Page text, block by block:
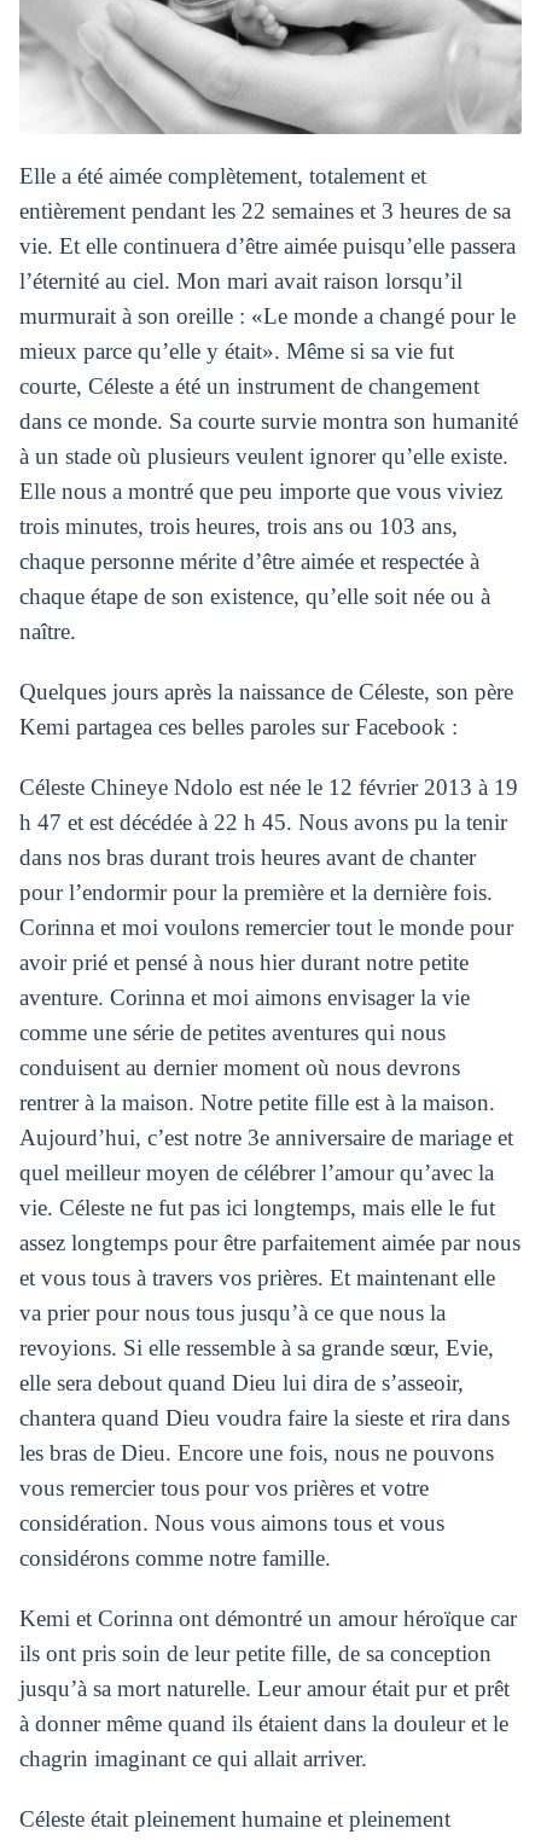
Elle a été aimée complètement, totalement et
entièrement pendant les 22 semaines et 3 heures de sa
vie. Et elle continuera d’être aimée puisqu’elle passera
l’éternité au ciel. Mon mari avait raison lorsqu’il
murmurait à son oreille : «Le monde a changé pour le
mieux parce qu’elle y était». Même si sa vie fut
courte, Céleste a été un instrument de changement
dans ce monde. Sa courte survie montra son humanité
à un stade où plusieurs veulent ignorer qu’elle existe.
Elle nous a montré que peu importe que vous viviez
trois minutes, trois heures, trois ans ou 103 ans,
chaque personne mérite d’être aimée et respectée à
chaque étape de son existence, qu’elle soit née ou à
naître.
Quelques jours après la naissance de Céleste, son père
Kemi partagea ces belles paroles sur Facebook :
Céleste Chineye Ndolo est née le 12 février 2013 à 19
h 47 et est décédée à 22 h 45. Nous avons pu la tenir
dans nos bras durant trois heures avant de chanter
pour l’endormir pour la première et la dernière fois.
Corinna et moi voulons remercier tout le monde pour
avoir prié et pensé à nous hier durant notre petite
aventure. Corinna et moi aimons envisager la vie
comme une série de petites aventures qui nous
conduisent au dernier moment où nous devrons
rentrer à la maison. Notre petite fille est à la maison.
Aujourd’hui, c’est notre 3e anniversaire de mariage et
quel meilleur moyen de célébrer l’amour qu’avec la
vie. Céleste ne fut pas ici longtemps, mais elle le fut
assez longtemps pour être parfaitement aimée par nous
et vous tous à travers vos prières. Et maintenant elle
va prier pour nous tous jusqu’à ce que nous la
revoyions. Si elle ressemble à sa grande sœur, Evie,
elle sera debout quand Dieu lui dira de s’asseoir,
chantera quand Dieu voudra faire la sieste et rira dans
les bras de Dieu. Encore une fois, nous ne pouvons
vous remercier tous pour vos prières et votre
considération. Nous vous aimons tous et vous
considérons comme notre famille.
Kemi et Corinna ont démontré un amour héroïque car
ils ont pris soin de leur petite fille, de sa conception
jusqu’à sa mort naturelle. Leur amour était pur et prêt
à donner même quand ils étaient dans la douleur et le
chagrin imaginant ce qui allait arriver.
Céleste était pleinement humaine et pleinement